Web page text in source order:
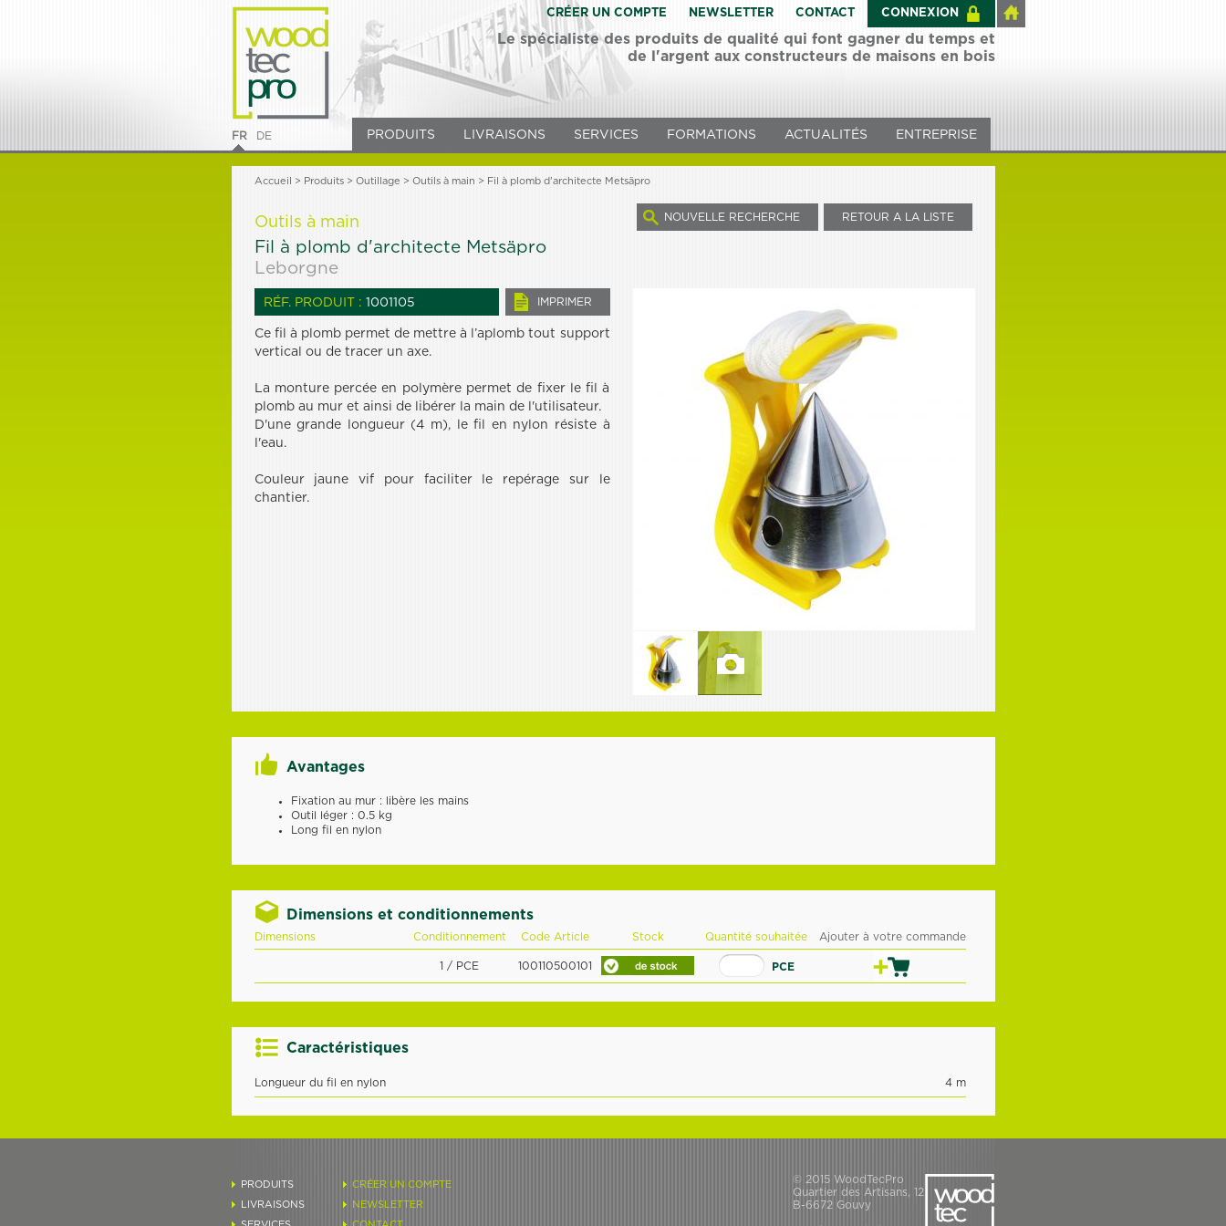
FR DE
CRÉER UN COMPTE NEWSLETTER CONTACT CONNEXION
Le spécialiste des produits de qualité qui font gagner du temps et
de l'argent aux constructeurs de maisons en bois
PRODUITS LIVRAISONS SERVICES FORMATIONS ACTUALITÉS ENTREPRISE
Accueil > Produits> Outillage > Outils à main > Fil à plomb d'architecte Metsäpro
Outils à main RETOUR A LA LISTE
NOUVELLE RECHERCHE
Fil à plomb d'architecte Metsäpro
Leborgne
RÉF. PRODUIT : 1001105 IMPRIMER
Ce fil à plomb permet de mettre à l’aplomb tout support
vertical ou de tracer un axe.
La monture percée en polymère permet de fixer le fil à
plomb au mur et ainsi de libérer la main de l'utilisateur.
D'une grande longueur (4 m), le fil en nylon résiste à
l'eau.
Couleur jaune vif pour faciliter le repérage sur le
chantier.
Avantages
Fixation au mur : libère les mains
Outil léger : 0.5 kg
Long fil en nylon
Dimensions et conditionnements
Dimensions Conditionnement Code Article Stock Quantité souhaitée Ajouter à votre commande
1 / PCE 100110500101 PCE
Caractéristiques
Longueur du fil en nylon 4 m
PRODUITS
LIVRAISONS
CRÉER UN COMPTE
NEWSLETTER
© 2015 WoodTecPro
Quartier des Artisans, 12
B-6672 Gouvy